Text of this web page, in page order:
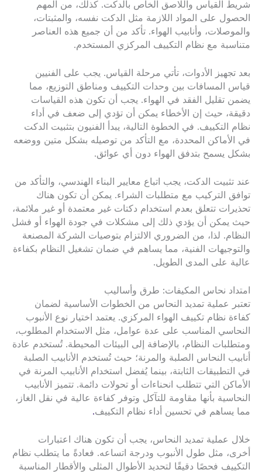
شريط القياس واللاصق الخاص بالدكت. كذلك، من المهم
الحصول على المواد اللازمة مثل الدكت نفسه، والمثبتات،
والموصلات، وأنابيب الهواء. تأكد من أن جميع هذه العناصر
متناسبة مع نظام التكييف المركزي المستخدم.
بعد تجهيز الأدوات، تأتي مرحلة القياس. يجب على الفنيين
قياس المسافات بين وحدات التكييف ومناطق التوزيع، مما
يضمن تقليل الفقد في الهواء. يجب أن تكون هذه القياسات
دقيقة، حيث إن الأخطاء يمكن أن تؤدي إلى ضعف في أداء
نظام التكييف. في الخطوة التالية، يبدأ الفنيون بتثبيت الدكت
في الأماكن المحددة، مع التأكد من توصيله بشكل متين ووضعه
بشكل يسمح بتدفق الهواء دون أي عوائق.
عند تثبيت الدكت، يجب اتباع معايير البناء الهندسي، والتأكد من
توافق التركيب مع متطلبات الشراء. يمكن أن تكون هناك
تحذيرات تتعلق بعدم استخدام دكتات غير معتمدة أو غير ملائمة،
حيث يمكن أن يؤدي ذلك إلى مشكلات في جودة الهواء أو فشل
النظام. لذا، من الضروري الالتزام بتوصيات الشركة المصنعة
والتوجيهات الفنية، مما يساهم في ضمان تشغيل النظام بكفاءة
عالية على المدى الطويل.
امتداد نحاس المكيفات: طرق وأساليب
تعتبر عملية تمديد النحاس من الخطوات الأساسية لضمان
كفاءة نظام تكييف الهواء المركزي. يعتمد اختيار نوع الأنبوب
النحاسي المناسب على عدة عوامل، مثل الاستخدام المطلوب،
ومتطلبات النظام، بالإضافة إلى البيئات المحيطة. تُستخدم عادة
أنابيب النحاس الصلبة والمرنة؛ حيث تُستخدم الأنابيب الصلبة
في التطبيقات الثابتة، بينما يُفضل استخدام الأنابيب المرنة في
الأماكن التي تتطلب انحناءات أو تحولات دائمة. تتميز الأنابيب
النحاسية بأنها مقاومة للتآكل وتوفر كفاءة عالية في نقل الغاز،
مما يساهم في تحسين أداء نظام التكييف.
خلال عملية تمديد النحاس، يجب أن تكون هناك اعتبارات
أخرى، مثل طول الأنبوب ودرجة اتساعه. فعادةً ما يتطلب نظام
التكييف فحصًا دقيقًا لتحديد الأطوال المثلى والأقطار المناسبة